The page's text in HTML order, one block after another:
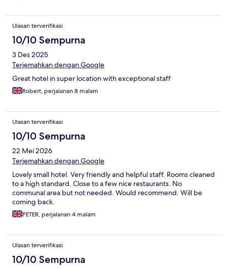
Ulasan terverifikasi
10/10 Sempurna
3 Des 2025
Terjemahkan dengan Google
Great hotel in super location with exceptional staff
Robert, perjalanan 8 malam
Ulasan terverifikasi
10/10 Sempurna
22 Mei 2026
Terjemahkan dengan Google
Lovely small hotel. Very friendly and helpful staff. Rooms cleaned
to a high standard. Close to a few nice restaurants. No
communal area but not needed. Would recommend. Will be
coming back.
PETER, perjalanan 4 malam
Ulasan terverifikasi
10/10 Sempurna